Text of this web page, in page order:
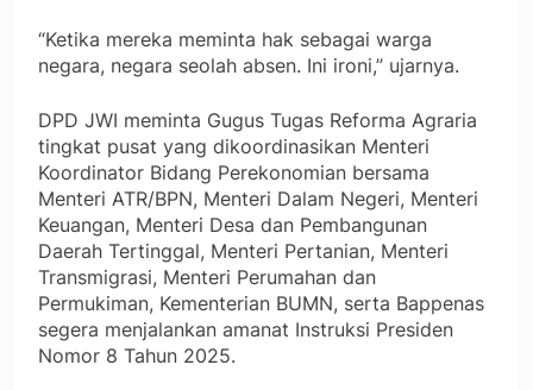
“Ketika mereka meminta hak sebagai warga
negara, negara seolah absen. Ini ironi,” ujarnya.
DPD JWI meminta Gugus Tugas Reforma Agraria
tingkat pusat yang dikoordinasikan Menteri
Koordinator Bidang Perekonomian bersama
Menteri ATR/BPN, Menteri Dalam Negeri, Menteri
Keuangan, Menteri Desa dan Pembangunan
Daerah Tertinggal, Menteri Pertanian, Menteri
Transmigrasi, Menteri Perumahan dan
Permukiman, Kementerian BUMN, serta Bappenas
segera menjalankan amanat Instruksi Presiden
Nomor 8 Tahun 2025.